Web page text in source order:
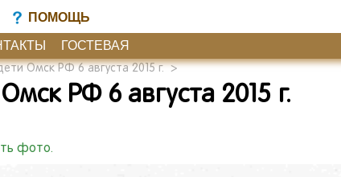
ПОМОЩЬ
ГОСТЕВАЯ
Омск РФ 6 августа 2015 г.>
РФ 6 августа 2015 г.
фото.